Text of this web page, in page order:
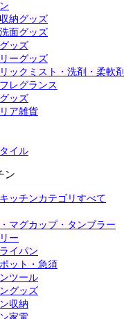
納グッズ
面グッズ
ッズ
ーグッズ
ックミスト・洗剤・柔軟剤
レグランス
ッズ
ア雑貨
イル
ン
ッチンカテゴリすべて
マグカップ・タンブラー
ー
イパン
ット・急須
ツール
グッズ
収納